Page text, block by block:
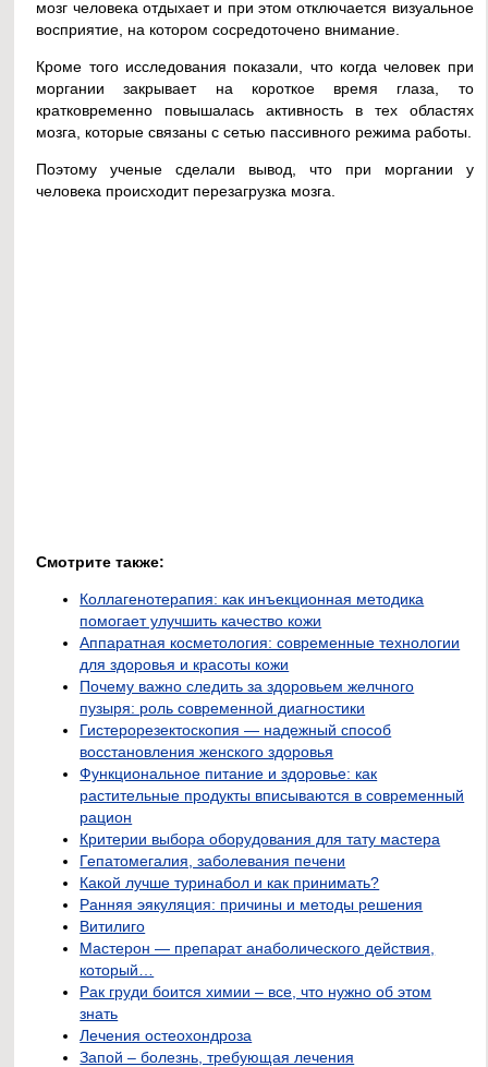
мозг человека отдыхает и при этом отключается визуальное
восприятие, на котором сосредоточено внимание.
Кроме того исследования показали, что когда человек при
моргании закрывает на короткое время глаза, то
кратковременно повышалась активность в тех областях
мозга, которые связаны с сетью пассивного режима работы.
Поэтому ученые сделали вывод, что при моргании у
человека происходит перезагрузка мозга.
Смотрите также:
Коллагенотерапия: как инъекционная методика
помогает улучшить качество кожи
Аппаратная косметология: современные технологии
для здоровья и красоты кожи
Почему важно следить за здоровьем желчного
пузыря: роль современной диагностики
Гистерорезектоскопия — надежный способ
восстановления женского здоровья
Функциональное питание и здоровье: как
растительные продукты вписываются в современный
рацион
Критерии выбора оборудования для тату мастера
Гепатомегалия, заболевания печени
Какой лучше туринабол и как принимать?
Ранняя эякуляция: причины и методы решения
Витилиго
Мастерон — препарат анаболического действия,
который…
Рак груди боится химии – все, что нужно об этом
знать
Лечения остеохондроза
Запой – болезнь, требующая лечения